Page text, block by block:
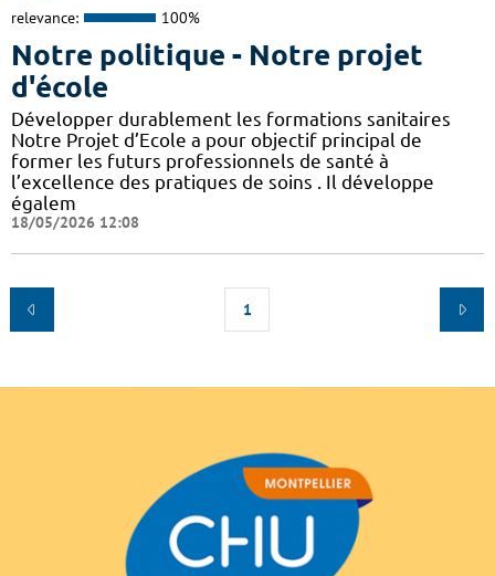
relevance: 100%
Notre politique - Notre projet
d'école
Développer durablement les formations sanitaires
Notre Projet d’Ecole a pour objectif principal de
former les futurs professionnels de santé à
l’excellence des pratiques de soins . Il développe
égalem
18/05/2026 12:08
1